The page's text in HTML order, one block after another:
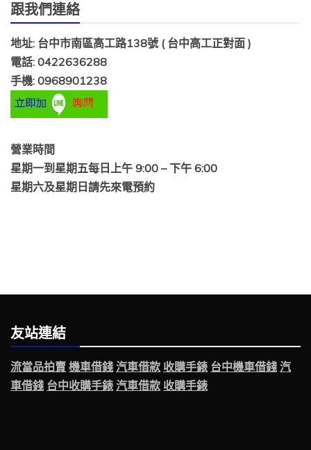
跟我們連絡
地址: 台中市南區高工路138號 ( 台中高工正對面 )
電話: 0422636288
手機: 0968901238
營業時間
星期一到星期五每日上午 9:00 – 下午 6:00
星期六及星期日請先來電預約
友站連結
流當品拍賣 機車借錢 汽車借款 收購手錶 台中機車借錢 汽
車借錢 台中收購手錶 汽車借款 收購手錶